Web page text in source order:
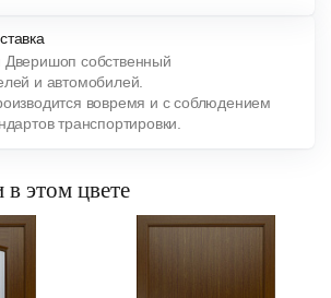
Дверишоп собственный
и автомобилей.
вовремя и с соблюдением
транспортировки.
этом цвете